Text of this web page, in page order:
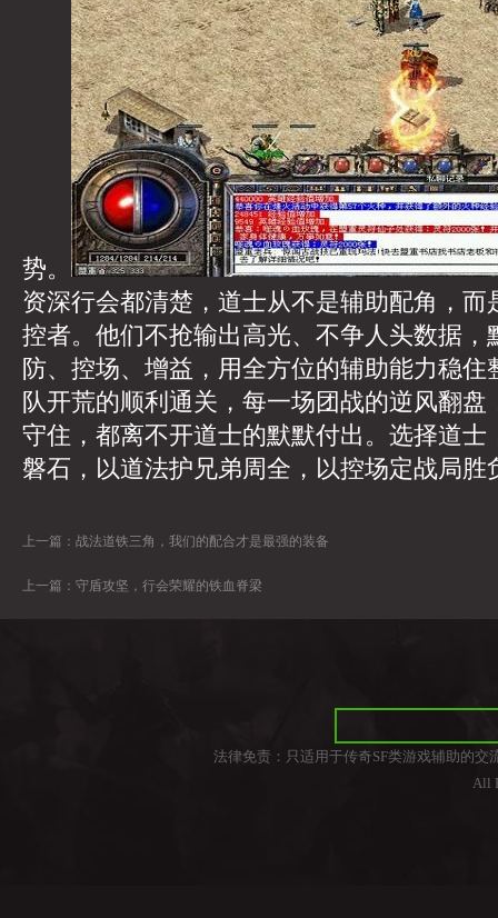
势。
资深行会都清楚，道士从不是辅助配角，而
控者。他们不抢输出高光、不争人头数据，
防、控场、增益，用全方位的辅助能力稳住
队开荒的顺利通关，每一场团战的逆风翻盘
守住，都离不开道士的默默付出。选择道士
磐石，以道法护兄弟周全，以控场定战局胜
上一篇： 战法道铁三角，我们的配合才是最强的装备
上一篇： 守盾攻坚，行会荣耀的铁血脊梁
法律免责：只适用于传奇SF类游戏辅助的
All